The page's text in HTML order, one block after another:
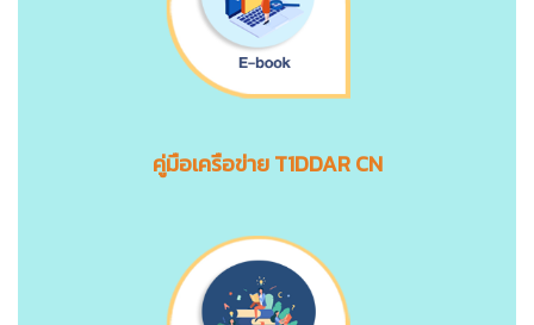
คู่มือเครือข่าย T1DDAR CN